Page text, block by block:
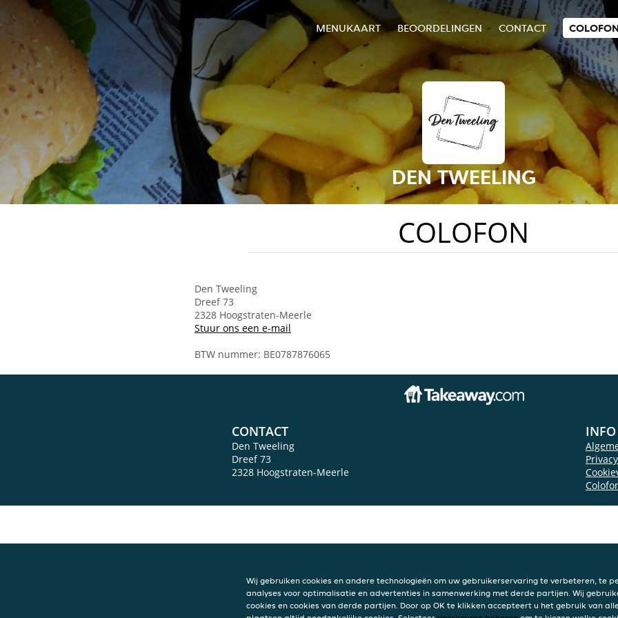
MENUKAART BEOORDELINGEN CONTACT
DEN TWEELING
COLOFON
Den Tweeling
Dreef 73
2328 Hoogstraten-Meerle
Stuur ons een e-mail
BTW nummer: BE0787876065
CONTACT
Den Tweeling
Dreef 73
2328 Hoogstraten-Meerle
INFO
Wij gebruiken cookies en andere technologieën om uw gebruikerservaring te verbeteren, te
analyses voor optimalisatie en advertenties in samenwerking met derde partijen. Wij
cookies en cookies van derde partijen. Door op OK te klikken accepteert u het gebruik van